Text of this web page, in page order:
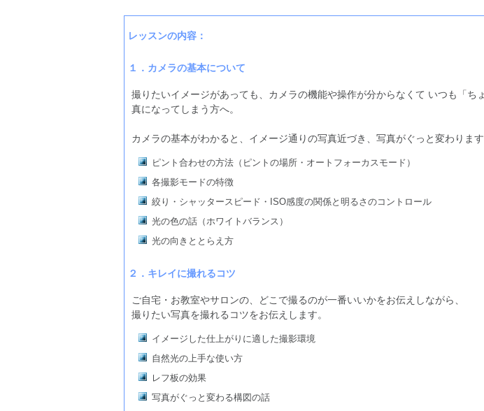
レッスンの内容：
１．カメラの基本について
撮りたいイメージがあっても、カメラの機能や操作が分からなくて いつも「ち
真になってしまう方へ。
カメラの基本がわかると、イメージ通りの写真近づき、写真がぐっと変わります
ピント合わせの方法（ピントの場所・オートフォーカスモード）
各撮影モードの特徴
絞り・シャッタースピード・ISO感度の関係と明るさのコントロール
光の色の話（ホワイトバランス）
光の向きととらえ方
２．キレイに撮れるコツ
ご自宅・お教室やサロンの、どこで撮るのが一番いいかをお伝えしながら、
撮りたい写真を撮れるコツをお伝えします。
イメージした仕上がりに適した撮影環境
自然光の上手な使い方
レフ板の効果
写真がぐっと変わる構図の話